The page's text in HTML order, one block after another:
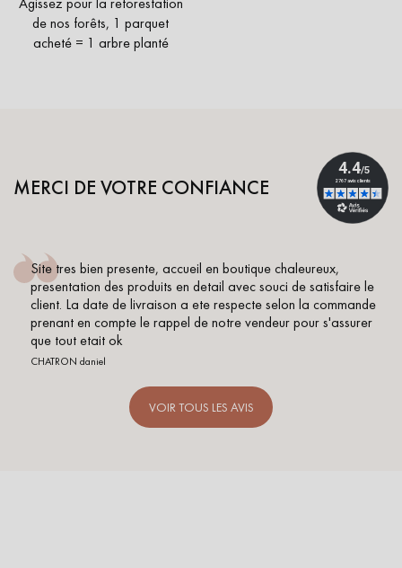
de nos forêts, 1 parquet
acheté = 1 arbre planté
MERCI DE VOTRE CONFIANCE
Site tres bien presente, accueil en boutique chaleureux,
presentation des produits en detail avec souci de satisfaire le
client. La date de livraison a ete respecte selon la commande
prenant en compte le rappel de notre vendeur pour s'assurer
que tout etait ok
CHATRON daniel
VOIR TOUS LES AVIS